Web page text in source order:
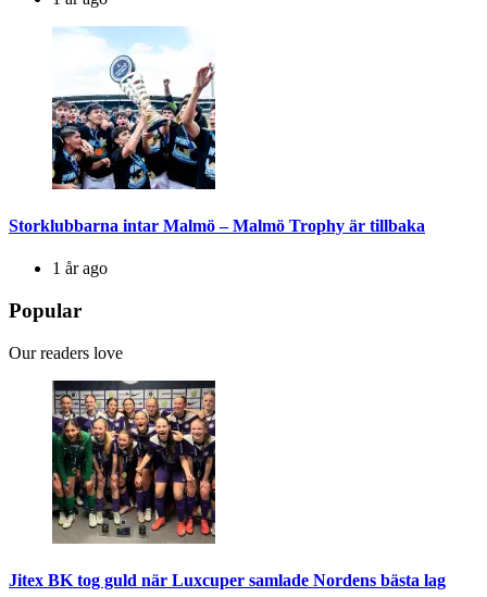
Storklubbarna intar Malmö – Malmö Trophy är tillbaka
1 år ago
Popular
Our readers love
Jitex BK tog guld när Luxcuper samlade Nordens bästa lag